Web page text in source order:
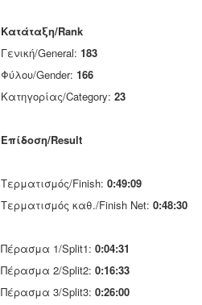
Κατάταξη/Rank
Γενική/General:183
Φύλου/Gender: 166
Κατηγορίας/Category:23
Επίδοση/Result
Τερματισμός/Finish:0:49:09
Τερματισμός καθ./Finish Net: 0:48:30
Πέρασμα 1/Split1:0:04:31
Πέρασμα 2/Split2:0:16:33
Πέρασμα 3/Split3:0:26:00